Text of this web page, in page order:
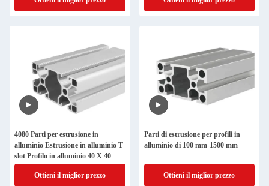
4080 Parti per estrusione in
alluminio Estrusione in alluminio T
slot Profilo in alluminio 40 X 40
Ottieni il miglior prezzo
Parti di estrusione per profili in
alluminio di 100 mm-1500 mm
Ottieni il miglior prezzo